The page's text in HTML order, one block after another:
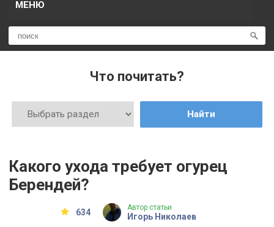
МЕНЮ
Что почитать?
Найти
Какого ухода требует огурец
Берендей?
634 Автор статьи
Игорь Николаев